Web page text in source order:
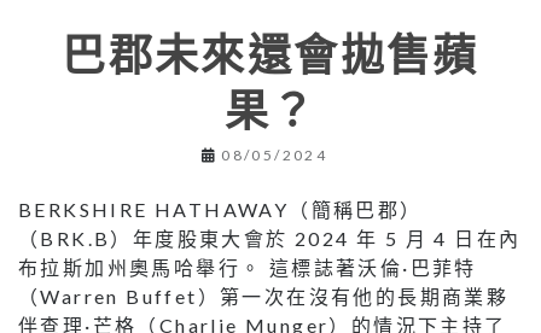
巴郡未來還會拋售蘋
果？
08/05/2024
BERKSHIRE HATHAWAY（簡稱巴郡）
（BRK.B）年度股東大會於 2024 年 5 月 4 日在內
布拉斯加州奧馬哈舉行。 這標誌著沃倫·巴菲特
（Warren Buffet）第一次在沒有他的長期商業夥
伴查理·芒格（Charlie Munger）的情況下主持了